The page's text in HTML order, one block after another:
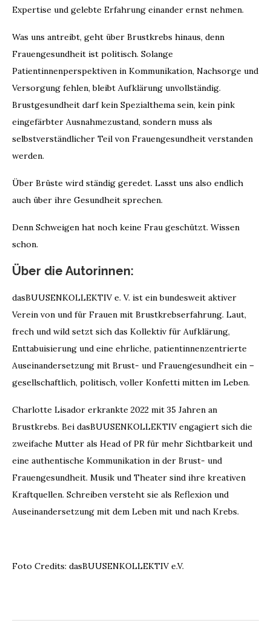
Expertise und gelebte Erfahrung einander ernst nehmen.
Was uns antreibt, geht über Brustkrebs hinaus, denn
Frauengesundheit ist politisch. Solange
Patientinnenperspektiven in Kommunikation, Nachsorge und
Versorgung fehlen, bleibt Aufklärung unvollständig.
Brustgesundheit darf kein Spezialthema sein, kein pink
eingefärbter Ausnahmezustand, sondern muss als
selbstverständlicher Teil von Frauengesundheit verstanden
werden.
Über Brüste wird ständig geredet. Lasst uns also endlich
auch über ihre Gesundheit sprechen.
Denn Schweigen hat noch keine Frau geschützt. Wissen
schon.
Über die Autorinnen:
dasBUUSENKOLLEKTIV e. V. ist ein bundesweit aktiver
Verein von und für Frauen mit Brustkrebserfahrung. Laut,
frech und wild setzt sich das Kollektiv für Aufklärung,
Enttabuisierung und eine ehrliche, patientinnenzentrierte
Auseinandersetzung mit Brust- und Frauengesundheit ein –
gesellschaftlich, politisch, voller Konfetti mitten im Leben.
Charlotte Lisador erkrankte 2022 mit 35 Jahren an
Brustkrebs. Bei dasBUUSENKOLLEKTIV engagiert sich die
zweifache Mutter als Head of PR für mehr Sichtbarkeit und
eine authentische Kommunikation in der Brust- und
Frauengesundheit. Musik und Theater sind ihre kreativen
Kraftquellen. Schreiben versteht sie als Reflexion und
Auseinandersetzung mit dem Leben mit und nach Krebs.
Foto Credits: dasBUUSENKOLLEKTIVe.V.